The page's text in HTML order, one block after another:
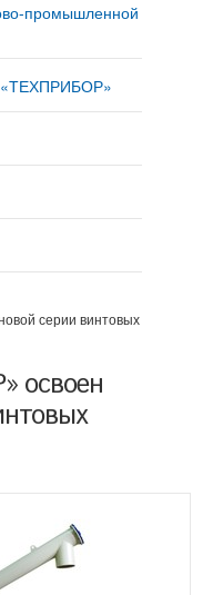
промышленной
«ТЕХПРИБОР»
серии винтовых
освоен